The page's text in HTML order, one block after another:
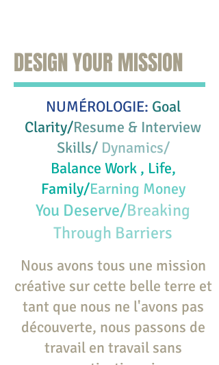
DESIGN YOUR MISSION
NUMÉROLOGIE: Goal
Clarity/Resume & Interview
Skills/Dynamics/
Balance Work , Life,
Family/Earning Money
You Deserve/Breaking
Through Barriers
Nous avons tous une mission
créative sur cette belle terre et
tant que nous ne l'avons pas
découverte, nous passons de
travail en travail sans